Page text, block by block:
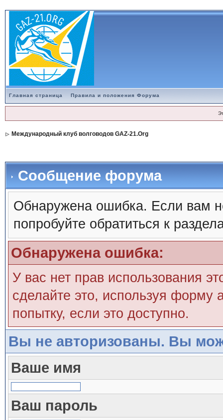
Главная страница Правила и положения Форума
Международный клуб волговодов GAZ-21.Org
Сообщение форума
Обнаружена ошибка. Если вам
попробуйте обратиться к
Обнаружена ошибка:
У вас нет прав использования
сделайте это, используя форму
попытку, если это доступно.
Вы не авторизованы. Вы
Ваше имя
Ваш пароль